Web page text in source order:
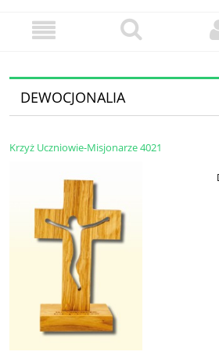
DEWOCJONALIA
Krzyż Uczniowie-Misjonarze 4021